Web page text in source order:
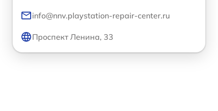
info@nnv.playstation-repair-center.ru
Проспект Ленина, 33